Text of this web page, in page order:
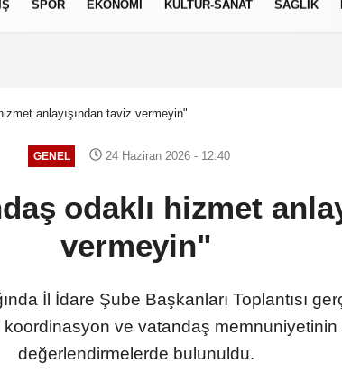
SPOR EKONOMİ KÜLTÜR-SANAT SAĞLIK
anlayışından taviz vermeyin"
GENEL 24 Haziran 2026 - 12:40
odaklı hizmet
vermeyin"
İl İdare Şube Başkanları Toplantısı
ve vatandaş memnuniyetinin
değerlendirmelerde bulunuldu.